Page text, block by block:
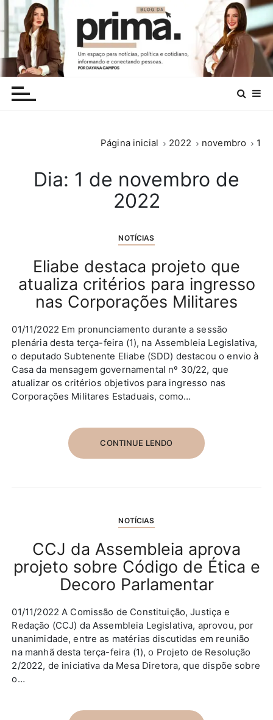
Página inicial 2022 novembro 1
Dia: 1 de novembro de
2022
NOTÍCIAS
Eliabe destaca projeto que
atualiza critérios para ingresso
nas Corporações Militares
01/11/2022 Em pronunciamento durante a sessão
plenária desta terça-feira (1), na Assembleia Legislativa,
o deputado Subtenente Eliabe (SDD) destacou o envio à
Casa da mensagem governamental nº 30/22, que
atualizar os critérios objetivos para ingresso nas
Corporações Militares Estaduais, como…
CONTINUE LENDO
NOTÍCIAS
CCJ da Assembleia aprova
projeto sobre Código de Ética e
Decoro Parlamentar
01/11/2022 A Comissão de Constituição, Justiça e
Redação (CCJ) da Assembleia Legislativa, aprovou, por
unanimidade, entre as matérias discutidas em reunião
na manhã desta terça-feira (1), o Projeto de Resolução
2/2022, de iniciativa da Mesa Diretora, que dispõe sobre
o…